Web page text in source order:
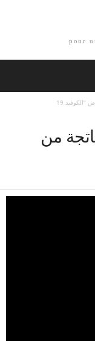
pour
19
من